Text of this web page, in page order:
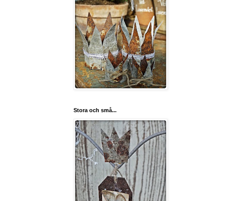
Stora och små...